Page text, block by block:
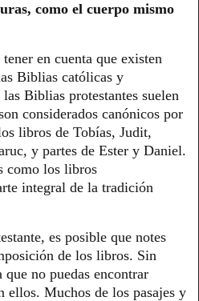
como el cuerpo mismo
en cuenta que existen
Biblias católicas y
Biblias protestantes suelen
considerados canónicos por
libros de Tobías, Judit,
y partes de Ester y Daniel.
como los libros
integral de la tradición
es posible que notes
de los libros. Sin
no puedas encontrar
ellos. Muchos de los pasajes y